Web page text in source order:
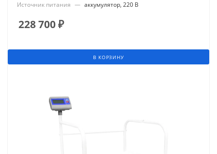
Источник питания — аккумулятор, 220 В
228 700₽
В КОРЗИНУ